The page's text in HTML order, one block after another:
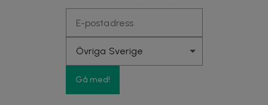
Gå med!